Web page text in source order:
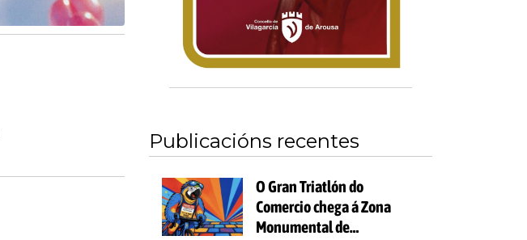
Publicacións recentes
O Gran Triatlón do
Comercio chega á Zona
Monumental de